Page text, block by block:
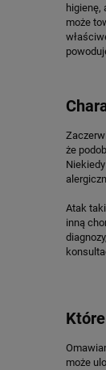
higienę,
może
że
Atak
inną
może